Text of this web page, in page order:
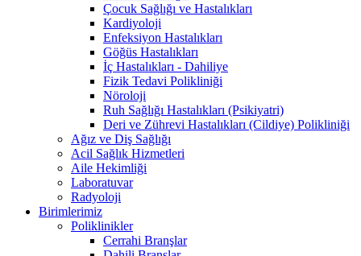
Çocuk Sağlığı ve Hastalıkları
Kardiyoloji
Enfeksiyon Hastalıkları
Göğüs Hastalıkları
İç Hastalıkları - Dahiliye
Fizik Tedavi Polikliniği
Nöroloji
Ruh Sağlığı Hastalıkları (Psikiyatri)
Deri ve Zührevi Hastalıkları (Cildiye) Polikliniği
Ağız ve Diş Sağlığı
Acil Sağlık Hizmetleri
Aile Hekimliği
Laboratuvar
Radyoloji
Birimlerimiz
Poliklinikler
Cerrahi Branşlar